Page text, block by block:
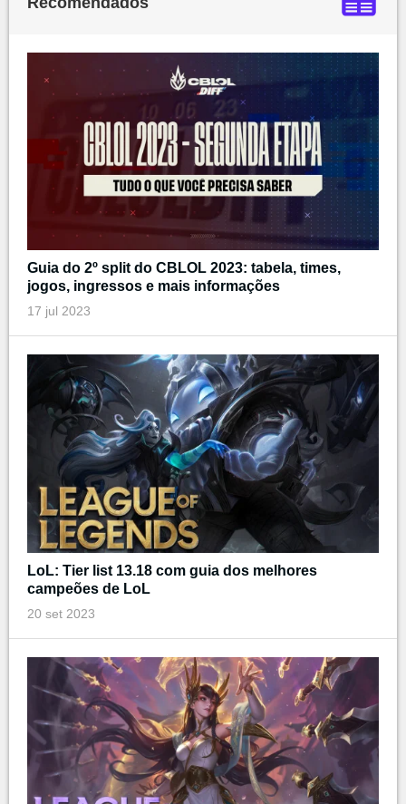
Guia do 2º split do CBLOL 2023: tabela, times,
jogos, ingressos e mais informações
17 jul 2023
LoL: Tier list 13.18 com guia dos melhores
campeões de LoL
20 set 2023